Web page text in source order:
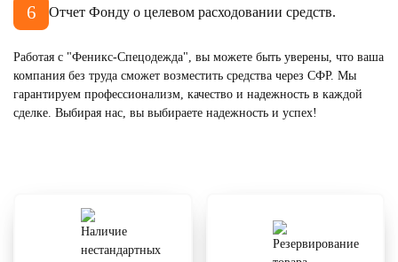
Отчет Фонду о целевом расходовании средств.
Работая с "Феникс-Спецодежда", вы можете быть уверены, что ваша
компания без труда сможет возместить средства через СФР. Мы
гарантируем профессионализм, качество и надежность в каждой
сделке. Выбирая нас, вы выбираете надежность и успех!